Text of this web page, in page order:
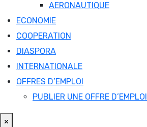
AERONAUTIQUE
ECONOMIE
COOPERATION
DIASPORA
INTERNATIONALE
OFFRES D’EMPLOI
PUBLIER UNE OFFRE D’EMPLOI
×